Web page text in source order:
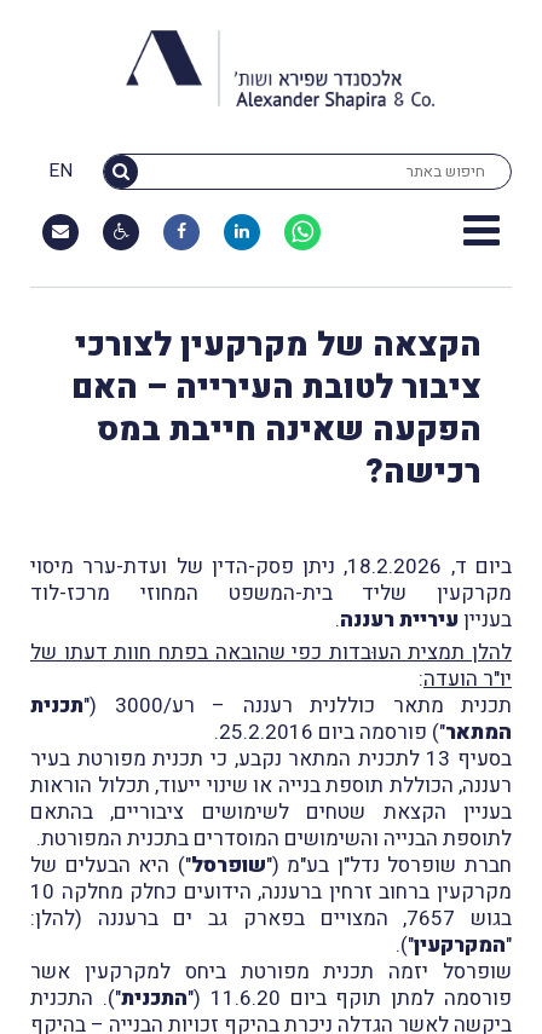
EN
הקצאה של מקרקעין לצורכי
ציבור לטובת העירייה – האם
הפקעה שאינה חייבת במס
רכישה?
ביום ד, 18.2.2026, ניתן פסק-הדין של ועדת-ערר מיסוי
מקרקעין שליד בית-המשפט המחוזי מרכז-לוד
בענייןעיריית רעננה.
להלן תמצית העוּבדות כפי שהובאה בפתח חוות דעתו של
יו"ר הועדה:
תכנית מתאר כוללנית רעננה – רע/3000 ("
תכנית
המתאר") פורסמה ביום 25.2.2016.
בסעיף 13 לתכנית המתאר נקבע, כי תכנית מפורטת בעיר
רעננה, הכוללת תוספת בנייה או שינוי ייעוד, תכלול הוראות
בעניין הקצאת שטחים לשימושים ציבוריים, בהתאם
לתוספת הבנייה והשימושים המוסדרים בתכנית המפורטת.
חברת שופרסל נדל"ן בע"מ ("שופרסל") היא הבעלים של
מקרקעין ברחוב זרחין ברעננה, הידועים כחלק מחלקה 10
בגוש 7657, המצויים בפארק גב ים ברעננה (להלן:
"המקרקעין").
שופרסל יזמה תכנית מפורטת ביחס למקרקעין אשר
פורסמה למתן תוקף ביום 11.6.20 ("
התכנית"). התכנית
ביקשה לאשר הגדלה ניכרת בהיקף זכויות הבנייה – בהיקף